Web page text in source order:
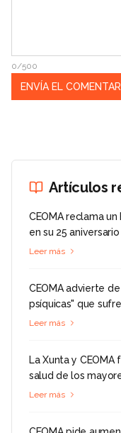
0/500
Artículos
CEOMA reclama
en su 25 aniversario
Leer más
CEOMA advierte
psíquicas" que
Leer más
La Xunta y
salud de los
Leer más